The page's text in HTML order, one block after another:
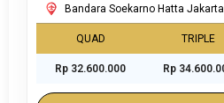
Bandara Soekarno Hatta Jakarta
QUAD TRIPLE
Rp 32.600.000 Rp